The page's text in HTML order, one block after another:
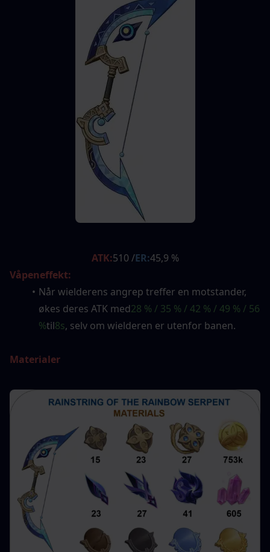
ATK:510 /ER:45,9 %
Våpeneffekt:
Når wielderens angrep treffer en motstander,
økes deres ATK med28 % / 35 % / 42 % / 49 % / 56
%til8s, selv om wielderen er utenfor banen.
Materialer